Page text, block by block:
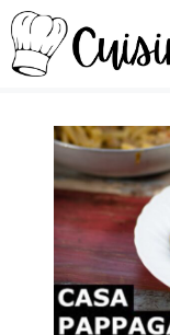
Vai
al
contenuto